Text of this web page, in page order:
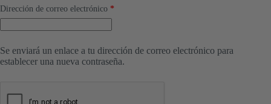
Dirección de correo electrónico *
Se enviará un enlace a tu dirección de correo electrónico para
establecer una nueva contraseña.